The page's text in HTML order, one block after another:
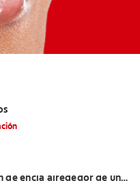
de encía alrededor de un